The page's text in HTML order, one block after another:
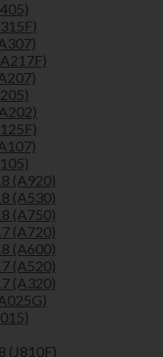
(A920)
(A530)
(A750)
(A720)
(A600)
(A520)
(A320)
(J810F)